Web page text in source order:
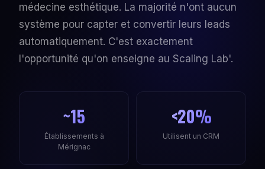
médecine esthétique. La majorité n'ont aucun
système pour capter et convertir leurs leads
automatiquement. C'est exactement
l'opportunité qu'on enseigne au Scaling Lab'.
~15
Établissements à
Mérignac
<20%
Utilisent un CRM